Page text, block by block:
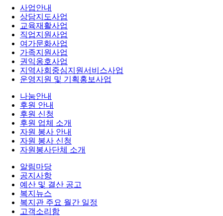
사업안내
상담지도사업
교육재활사업
직업지원사업
여가문화사업
가족지원사업
권익옹호사업
지역사회중심지원서비스사업
운영지원 및 기획홍보사업
나눔안내
후원 안내
후원 신청
후원 업체 소개
자원 봉사 안내
자원 봉사 신청
자원봉사단체 소개
알림마당
공지사항
예산 및 결산 공고
복지뉴스
복지관 주요 월간 일정
고객소리함